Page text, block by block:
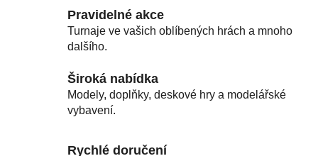
í
p
k
y
p
Pravidelné akce
Turnaje ve vašich oblíbených hrách a mnoho
dalšího.
Široká nabídka
Modely, doplňky, deskové hry a modelářské
vybavení.
Rychlé doručení